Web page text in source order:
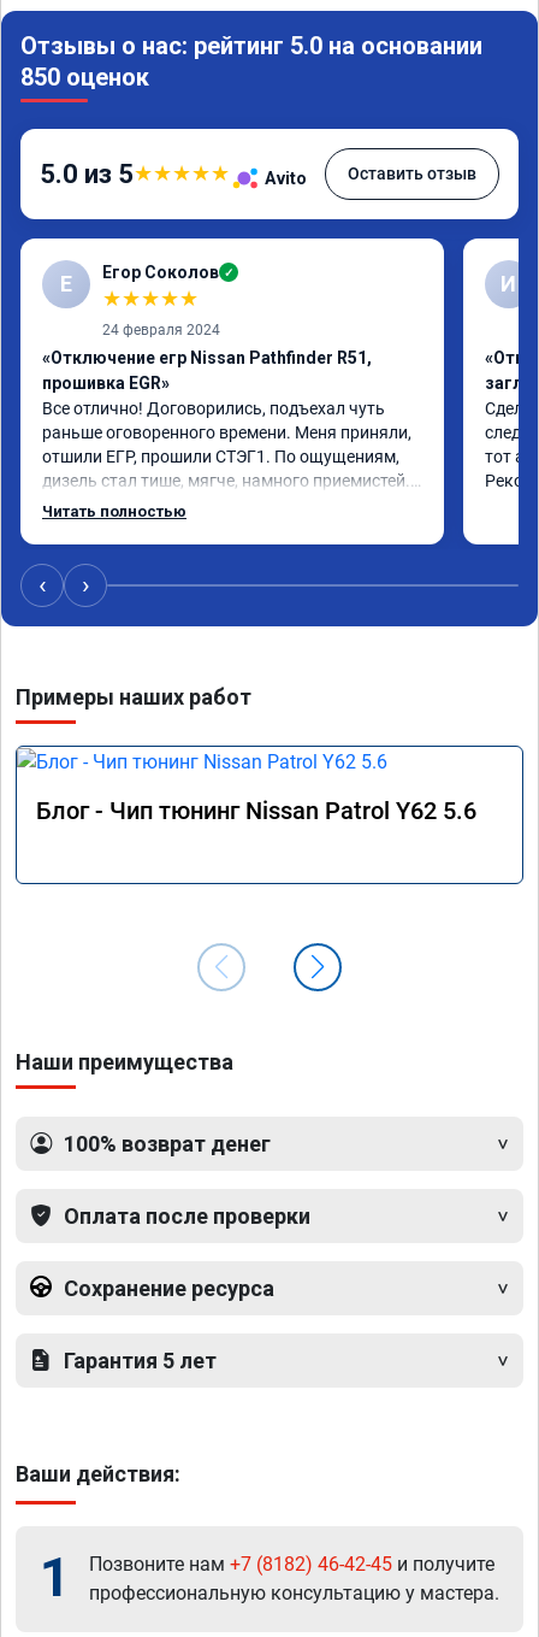
Отзывы о нас: рейтинг 5.0 на основании
850 оценок
5.0 из 5★★★★★ Avito Оставить отзыв
Е Егор Соколов ✓
★★★★★
24 февраля 2024
«Отключение егр Nissan Pathfinder R51,
прошивка EGR»
Все отлично! Договорились, подъехал чуть
раньше оговоренного времени. Меня приняли,
отшили ЕГР, прошили СТЭГ1. По ощущениям,
дизель стал тише, мягче, намного приемистей.
Прибавка в мощности ощущается, естественно,
Цена полностью соотвествовала объявленной
накануне.
Огромное спасибо.
Читать полностью
И
тот
‹ ›
Примеры наших работ
Блог - Чип тюнинг Nissan Patrol Y62 5.6
Наши преимущества
100% возврат денег
Оплата после проверки
Сохранение ресурса
Гарантия 5 лет
Ваши действия:
1 Позвоните нам +7 (8182) 46-42-45 и получите
профессиональную консультацию у мастера.